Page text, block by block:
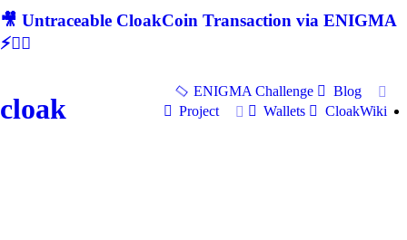
🎥 Untraceable CloakCoin Transaction via ENIGMA
⚡🕵‍♂
cloak
ENIGMA Challenge
Blog
Project
Wallets CloakWiki